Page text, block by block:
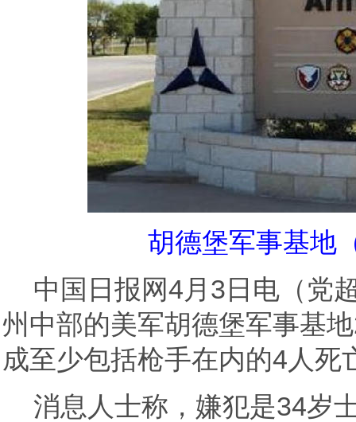
胡德堡军事基地
中国日报网4月3日电（党
州中部的美军胡德堡军事基
成至少包括枪手在内的4人
消息人士称，嫌犯是34岁